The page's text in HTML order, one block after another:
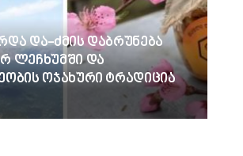
და-ძმის დაბრუნება
ლეჩხუმში და
ოჯახური ტრადიცია